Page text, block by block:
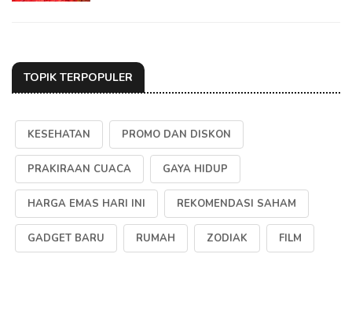
TOPIK TERPOPULER
KESEHATAN PROMO DAN DISKON
PRAKIRAAN CUACA GAYA HIDUP
HARGA EMAS HARI INI REKOMENDASI SAHAM
GADGET BARU RUMAH ZODIAK FILM